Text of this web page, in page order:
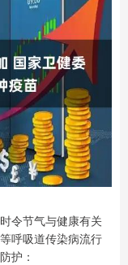
令节气与健康有关
呼吸道传染病流行
护：